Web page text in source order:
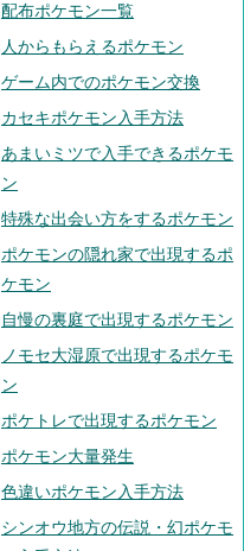
配布ポケモン一覧
人からもらえるポケモン
ゲーム内でのポケモン交換
カセキポケモン入手方法
あまいミツで入手できるポケモ
ン
特殊な出会い方をするポケモン
ポケモンの隠れ家で出現するポ
ケモン
自慢の裏庭で出現するポケモン
ノモセ大湿原で出現するポケモ
ン
ポケトレで出現するポケモン
ポケモン大量発生
色違いポケモン入手方法
シンオウ地方の伝説・幻ポケモ